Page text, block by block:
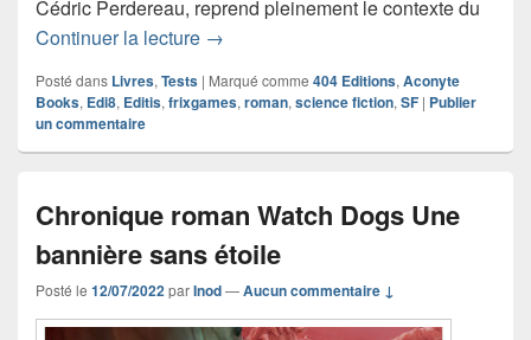
Cédric Perdereau, reprend pleinement le contexte du
Continuer la lecture Chronique roman Terraforming Mars
→
Posté dans Livres, Tests | Marqué comme 404 Editions, Aconyte
Books, Edi8, Editis, frixgames, roman, science fiction, SF | Publier
un commentaire
Chronique roman Watch Dogs Une
bannière sans étoile
Posté le 12/07/2022parInod—Aucun commentaire ↓